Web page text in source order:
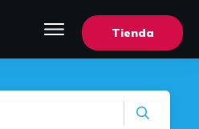
Tienda